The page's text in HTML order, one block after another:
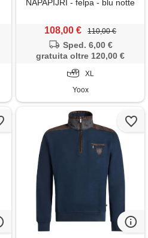
NAPAPIJRI - felpa - blu notte
108,00 € 110,00 €
Sped. 6,00 €
gratuita oltre 120,00 €
XL
Yoox